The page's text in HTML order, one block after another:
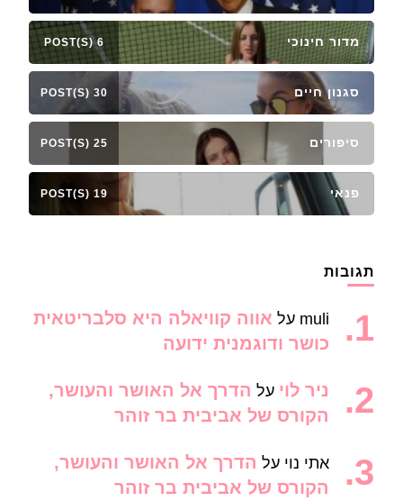
מדור חינוכי 6 POST(S)
סגנון חיים 30 POST(S)
סיפורים 25 POST(S)
פנאי 19 POST(S)
תגובות
muli על אווה קוויאלה היא סלבריטאית
כושר ודוגמנית ידועה
ניר לוי על הדרך אל האושר והעושר,
הקורס של אביבית בר זוהר
אתי נוי על הדרך אל האושר והעושר,
הקורס של אביבית בר זוהר